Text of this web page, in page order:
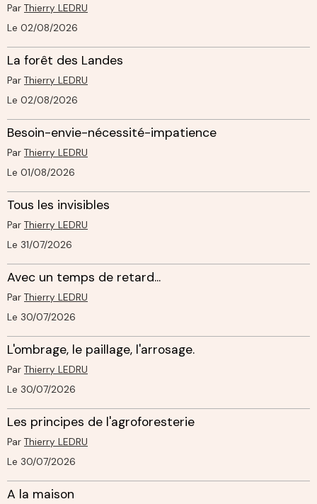
Par Thierry LEDRU
Le 02/08/2026
La forêt des Landes
Par Thierry LEDRU
Le 02/08/2026
Besoin-envie-nécessité-impatience
Par Thierry LEDRU
Le 01/08/2026
Tous les invisibles
Par Thierry LEDRU
Le 31/07/2026
Avec un temps de retard...
Par Thierry LEDRU
Le 30/07/2026
L'ombrage, le paillage, l'arrosage.
Par Thierry LEDRU
Le 30/07/2026
Les principes de l'agroforesterie
Par Thierry LEDRU
Le 30/07/2026
A la maison